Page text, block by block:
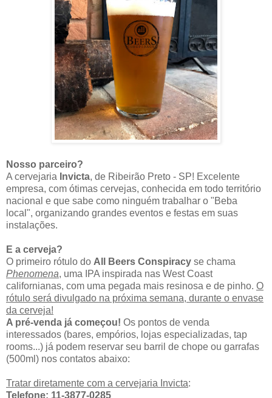
Nosso parceiro?
A cervejaria Invicta, de Ribeirão Preto - SP! Excelente
empresa, com ótimas cervejas, conhecida em todo território
nacional e que sabe como ninguém trabalhar o "Beba
local", organizando grandes eventos e festas em suas
instalações.
E a cerveja?
O primeiro rótulo do All Beers Conspiracy se chama
Phenomena, uma IPA inspirada nas West Coast
californianas, com uma pegada mais resinosa e de pinho. O
rótulo será divulgado na próxima semana, durante o envase
da cerveja!
A pré-venda já começou! Os pontos de venda
interessados (bares, empórios, lojas especializadas, tap
rooms...) já podem reservar seu barril de chope ou garrafas
(500ml) nos contatos abaixo:
Tratar diretamente com a cervejaria Invicta:
Telefone: 11-3877-0285